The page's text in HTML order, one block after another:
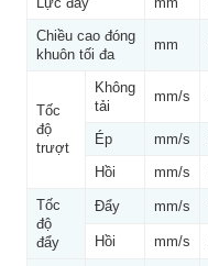
Chiều cao đóng
khuôn tối đa
mm
Tốc
độ
trượt
Không
tải
mm/s
Ép mm/s
Hồi
mm/s
Tốc
độ
đẩy
Đẩy mm/s
Hồi mm/s